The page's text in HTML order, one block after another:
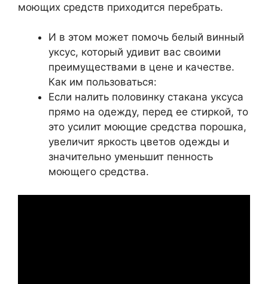
моющих средств приходится перебрать.
И в этом может помочь белый винный
уксус, который удивит вас своими
преимуществами в цене и качестве.
Как им пользоваться:
Если налить половинку стакана уксуса
прямо на одежду, перед ее стиркой, то
это усилит моющие средства порошка,
увеличит яркость цветов одежды и
значительно уменьшит пенность
моющего средства.